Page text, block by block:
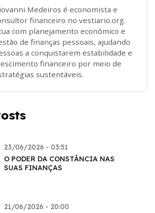
Medeiros é economista e
financeiro no vestiario.org.
com planejamento econômico e
de finanças pessoais, ajudando
a conquistarem estabilidade e
financeiro por meio de
sustentáveis.
23/06/2026 - 03:51
O PODER DA CONSTÂNCIA NAS
SUAS FINANÇAS
21/06/2026 - 20:00